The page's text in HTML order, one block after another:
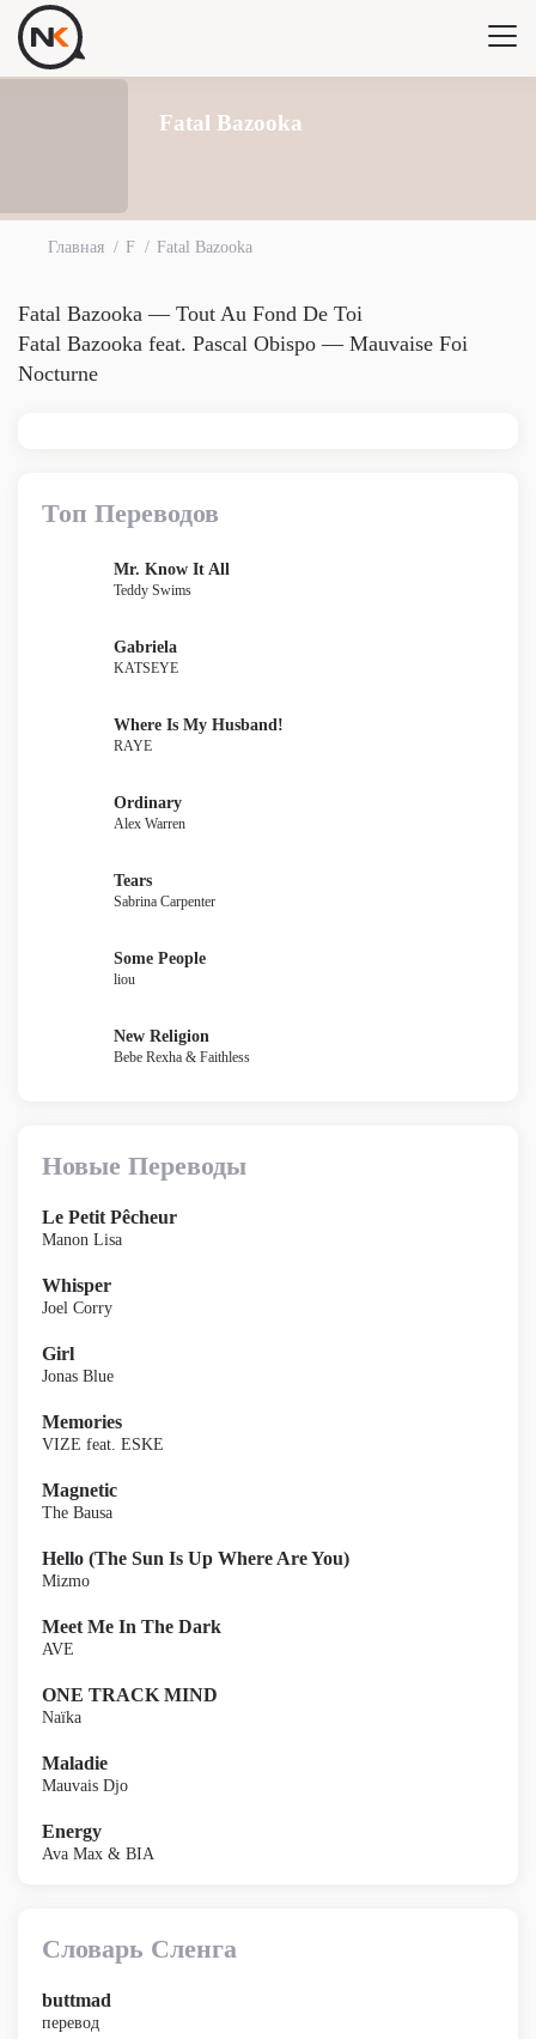
Fatal Bazooka
Главная F Fatal Bazooka
Fatal Bazooka — Tout Au Fond De Toi
Fatal Bazooka feat. Pascal Obispo — Mauvaise Foi
Nocturne
Топ Переводов
Mr. Know It All
Teddy Swims
Gabriela
KATSEYE
Where Is My Husband!
RAYE
Ordinary
Alex Warren
Tears
Sabrina Carpenter
Some People
liou
New Religion
Bebe Rexha & Faithless
Новые Переводы
Le Petit Pêcheur
Manon Lisa
Whisper
Joel Corry
Girl
Jonas Blue
Memories
VIZE feat. ESKE
Magnetic
The Bausa
Hello (The Sun Is Up Where Are You)
Mizmo
Meet Me In The Dark
AVE
ONE TRACK MIND
Naïka
Maladie
Mauvais Djo
Energy
Ava Max & BIA
Словарь Сленга
buttmad
перевод